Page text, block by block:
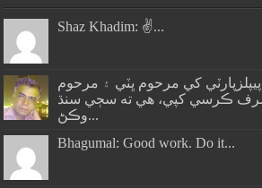
Shaz Khadim: ✌️...
پيپلزپارٽي کي مرحوم ڀٽي ۽ مرحوم
صرف ڪرسي کپي، هي ته سڄي سنڌ
وڪڻ...
Bhagumal: Good work. Do it...